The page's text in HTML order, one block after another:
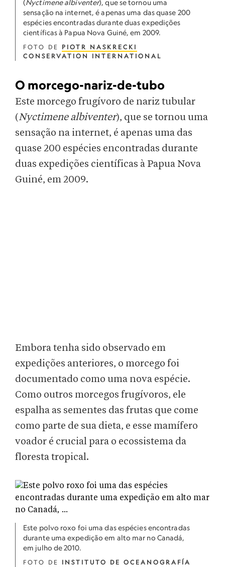
(Nyctimene albiventer), que se tornou uma
sensação na internet, é apenas uma das quase 200
espécies encontradas durante duas expedições
científicas à Papua Nova Guiné, em 2009.
FOTO DE PIOTR NASKRECKI
CONSERVATION INTERNATIONAL
O morcego-nariz-de-tubo
Este morcego frugívoro de nariz tubular
(Nyctimene albiventer), que se tornou uma
sensação na internet, é apenas uma das
quase 200 espécies encontradas durante
duas expedições científicas à Papua Nova
Guiné, em 2009.
Embora tenha sido observado em
expedições anteriores, o morcego foi
documentado como uma nova espécie.
Como outros morcegos frugívoros, ele
espalha as sementes das frutas que come
como parte de sua dieta, e esse mamífero
voador é crucial para o ecossistema da
floresta tropical.
Este polvo roxo foi uma das espécies encontradas
durante uma expedição em alto mar no Canadá,
em julho de 2010.
FOTO DE INSTITUTO DE OCEANOGRAFÍA